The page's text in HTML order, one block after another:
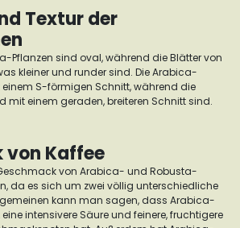
Textur der
Pflanzen sind oval, während die Blätter von
kleiner und runder sind. Die Arabica-
S-förmigen Schnitt, während die
mit einem geraden, breiteren Schnitt sind.
von Kaffee
von Arabica- und Robusta-
da es sich um zwei völlig unterschiedliche
kann man sagen, dass Arabica-
intensivere Säure und feinere, fruchtigere